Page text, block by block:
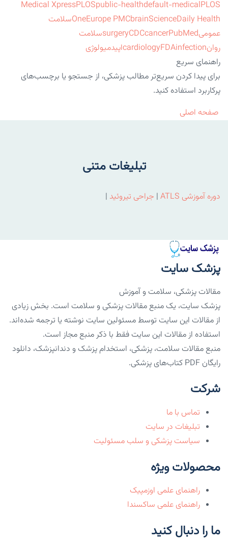
Medical XpressPLOSpublic-healthdefault-medicalPLOS
OneEurope PMCbrainScienceDaily Health
سلامت
عمومی
surgeryCDCcancerPubMed
سلامت
روان
cardiologyFDAinfection
اپیدمیولوژی
راهنمای سریع
برای پیدا کردن سریع‌تر مطالب پزشکی، از جستجو یا برچسب‌های
پرکاربرد استفاده کنید.
صفحه اصلی
تبلیغات متنی
دوره آموزشی ATLS | جراحی تیروئید |
پزشک سایت
مقالات پزشکی، سلامت و آموزش
پزشک سایت، یک منبع مقالات پزشکی و سلامت است. بخش زیادی
از مقالات این سایت توسط مسئولین سایت نوشته یا ترجمه شده‌اند.
استفاده از مقالات این سایت فقط با ذکر منبع مجاز است.
منبع مقالات سلامت، پزشکی، استخدام پزشک و دندانپزشک، دانلود
رایگان PDF کتاب‌های پزشکی.
شرکت
تماس با ما
تبلیغات در سایت
سیاست پزشکی و سلب مسئولیت
محصولات ویژه
راهنمای علمی اوزمپیک
راهنمای علمی ساکسندا
ما را دنبال کنید